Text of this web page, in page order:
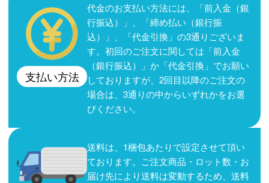
支払い方法
代金のお支払い方法には、「前入金（銀
行振込）」、「締め払い（銀行振
込）」、「代金引換」の3通りございま
す。初回のご注文に関しては「前入金
（銀行振込）」か「代金引換」でお願い
しておりますが、2回目以降のご注文の
場合は、3通りの中からいずれかをお選
びください。
送料は、1梱包あたりで設定させて頂い
ております。ご注文商品・ロット数・お
届け先により送料は変動するため、送料